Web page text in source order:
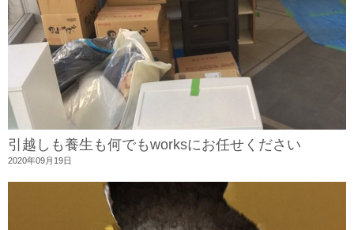
引越しも養生も何でもworksにお任せください
2020年09月19日